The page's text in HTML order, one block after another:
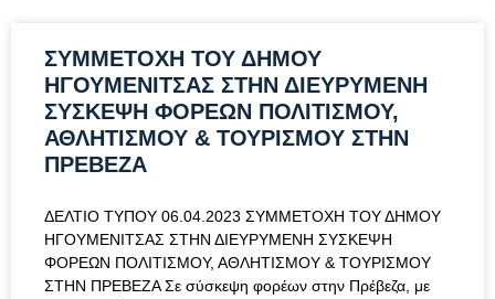
ΣΥΜΜΕΤΟΧΗ ΤΟΥ ΔΗΜΟΥ
ΗΓΟΥΜΕΝΙΤΣΑΣ ΣΤΗΝ ΔΙΕΥΡΥΜΕΝΗ
ΣΥΣΚΕΨΗ ΦΟΡΕΩΝ ΠΟΛΙΤΙΣΜΟΥ,
ΑΘΛΗΤΙΣΜΟΥ & ΤΟΥΡΙΣΜΟΥ ΣΤΗΝ
ΠΡΕΒΕΖΑ
ΔΕΛΤΙΟ ΤΥΠΟΥ 06.04.2023 ΣΥΜΜΕΤΟΧΗ ΤΟΥ ΔΗΜΟΥ
ΗΓΟΥΜΕΝΙΤΣΑΣ ΣΤΗΝ ΔΙΕΥΡΥΜΕΝΗ ΣΥΣΚΕΨΗ
ΦΟΡΕΩΝ ΠΟΛΙΤΙΣΜΟΥ, ΑΘΛΗΤΙΣΜΟΥ & ΤΟΥΡΙΣΜΟΥ
ΣΤΗΝ ΠΡΕΒΕΖΑ Σε σύσκεψη φορέων στην Πρέβεζα, με